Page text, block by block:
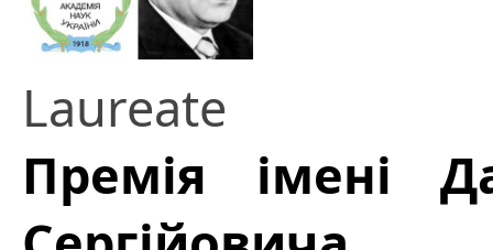
Laureate
Премія імені